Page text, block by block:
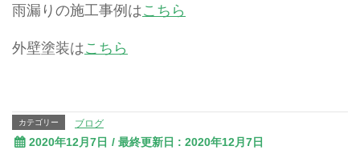
雨漏りの施工事例はこちら
外壁塗装はこちら
カテゴリー ブログ
2020年12月7日 / 最終更新日 : 2020年12月7日